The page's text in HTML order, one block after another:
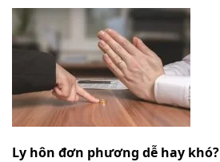
Ly hôn đơn phương dễ hay khó?